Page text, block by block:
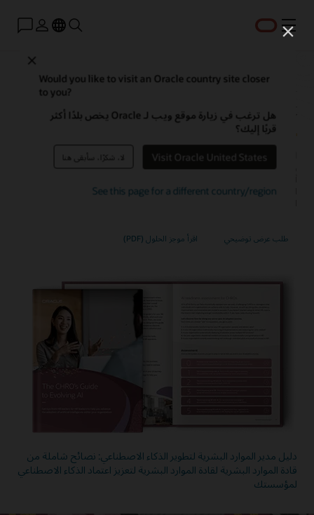
القائمة
Would you like to visit an Oracle country site closer
to you?
هل ترغب في زيارة موقع ويب لـ Oracle يخص بلدًا أكثر
قربًا إليك؟
Visit Oracle United States لا، شكرًا، سأبقى هنا
See this page for a different country/region
Oracle AI for Human Capital
Management
Oracle AI for HCM عبارة عن مجموعة من إمكانات الذكاء الاصطناعي التقليدي
والتوليدي التي يمكن أن تساعدك في إنجاز المهام في وقت أقل، واتخاذ قرارات
التوظيف، وإدارة المواهب، والتطوير الوظيفي، وتقديم الخدمات، مع حماية
طلب عرض توضيحي اقرأ موجز الحلول (PDF)
دليل مدير الموارد البشرية لتطوير الذكاء الاصطناعي: نصائح شاملة من
قادة الموارد البشرية لقادة الموارد البشرية لتعزيز اعتماد الذكاء الاصطناعي
لمؤسستك